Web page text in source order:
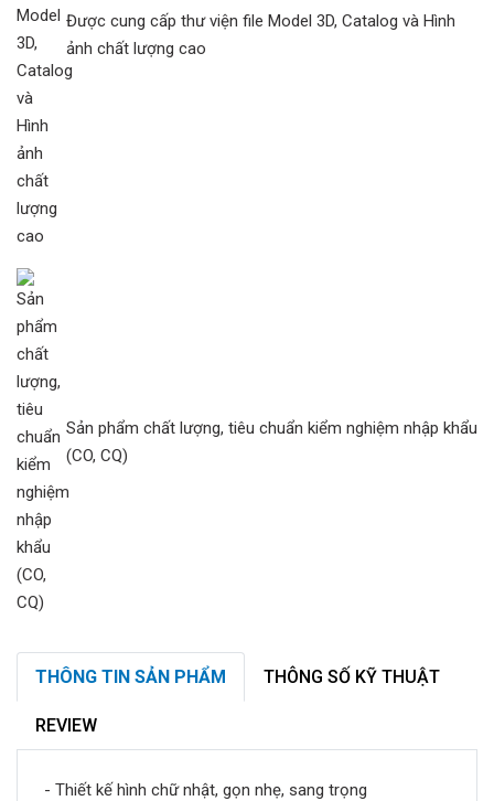
Được cung cấp thư viện file Model 3D, Catalog và Hình
ảnh chất lượng cao
Sản phẩm chất lượng, tiêu chuẩn kiểm nghiệm nhập khẩu
(CO, CQ)
THÔNG TIN SẢN PHẨM THÔNG SỐ KỸ THUẬT
REVIEW
- Thiết kế hình chữ nhật, gọn nhẹ, sang trọng